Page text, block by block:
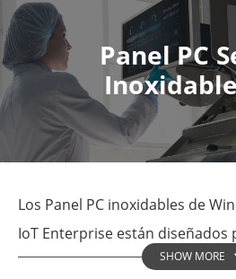
Panel PC
Los Panel PC inoxidables de
IoT Enterprise están diseñados
amplia gama de aplicaciones
SHOW MORE